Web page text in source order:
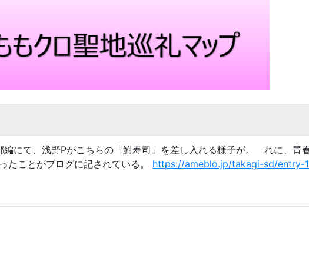
にて、浅野Pがこちらの「鮒寿司」を差し入れる様子が。 れに、青
たことがブログに記されている。 https://ameblo.jp/takagi-sd/entry-